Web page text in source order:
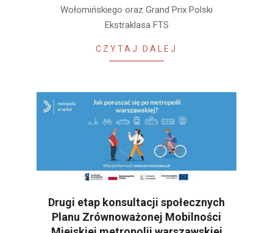
Wołomińskiego oraz Grand Prix Polski
Ekstraklasa FTS
CZYTAJ DALEJ
Drugi etap konsultacji społecznych
Planu Zrównoważonej Mobilności